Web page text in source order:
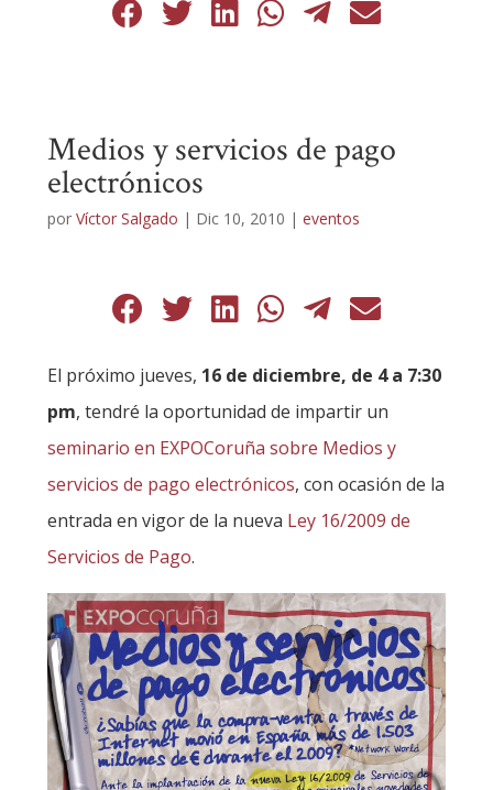
Medios y servicios de pago
electrónicos
por Víctor Salgado | Dic 10, 2010 | eventos
El próximo jueves, 16 de diciembre, de 4 a 7:30
pm, tendré la oportunidad de impartir un
seminario en EXPOCoruña sobre Medios y
servicios de pago electrónicos, con ocasión de la
entrada en vigor de la nueva Ley 16/2009 de
Servicios de Pago.